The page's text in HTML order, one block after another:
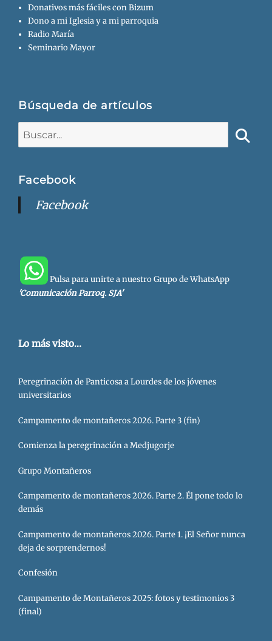
Donativos más fáciles con Bizum
Dono a mi Iglesia y a mi parroquia
Radio María
Seminario Mayor
Búsqueda de artículos
Facebook
Facebook
Pulsa para unirte a nuestro Grupo de WhatsApp
'Comunicación Parroq. SJA'
Lo más visto...
Peregrinación de Panticosa a Lourdes de los jóvenes
universitarios
Campamento de montañeros 2026. Parte 3 (fin)
Comienza la peregrinación a Medjugorje
Grupo Montañeros
Campamento de montañeros 2026. Parte 2. Él pone todo lo
demás
Campamento de montañeros 2026. Parte 1. ¡El Señor nunca
deja de sorprendernos!
Confesión
Campamento de Montañeros 2025: fotos y testimonios 3
(final)